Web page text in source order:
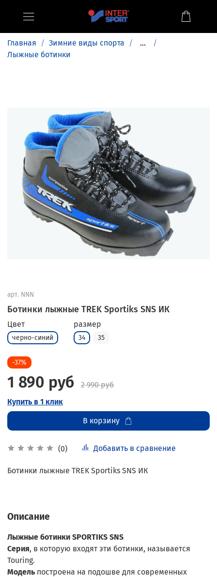
Главная Зимние виды спорта
...
Лыжные ботинки
арт. NNN
Ботинки лыжные TREK Sportiks SNS ИК
(0) Добавить в сравнение
Цвет
черно-синий
размер
34 35
-37%
1 890 руб
2 990 руб
Купить в 1 клик
В корзину
Ботинки лыжные TREK Sportiks SNS ИК
Описание
Лыжные ботинки SPORTIKS SNS
Серия, в которую входят эти ботинки, называется
Touring.
Модель построена на подошве для современных